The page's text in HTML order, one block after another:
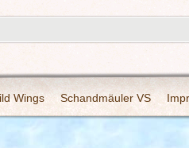
Wings Schandmäuler VS